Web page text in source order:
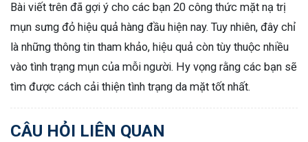
Bài viết trên đã gợi ý cho các bạn 20 công thức mặt nạ trị
mụn sưng đỏ hiệu quả hàng đầu hiện nay. Tuy nhiên, đây chỉ
là những thông tin tham khảo, hiệu quả còn tùy thuộc nhiều
vào tình trạng mụn của mỗi người. Hy vọng rằng các bạn sẽ
tìm được cách cải thiện tình trạng da mặt tốt nhất.
CÂU HỎI LIÊN QUAN